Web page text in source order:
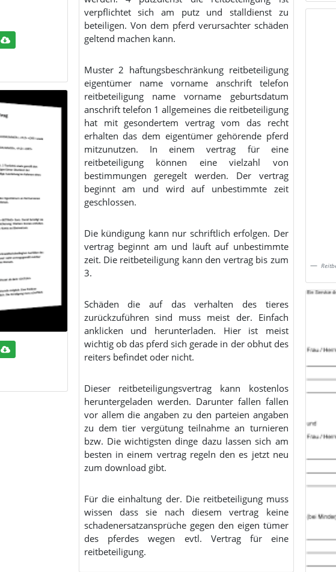
verpflichtet sich am putz und stalldienst zu
beteiligen. Von dem pferd verursachter schäden
geltend machen kann.
Muster 2 haftungsbeschränkung reitbeteiligung
eigentümer name vorname anschrift telefon
reitbeteiligung name vorname geburtsdatum
anschrift telefon 1 allgemeines die reitbeteiligung
hat mit gesondertem vertrag vom das recht
erhalten das dem eigentümer gehörende pferd
mitzunutzen. In einem vertrag für eine
reitbeteiligung können eine vielzahl von
bestimmungen geregelt werden. Der vertrag
beginnt am und wird auf unbestimmte zeit
geschlossen.
Die kündigung kann nur schriftlich erfolgen. Der
vertrag beginnt am und läuft auf unbestimmte
zeit. Die reitbeteiligung kann den vertrag bis zum
3.
Schäden die auf das verhalten des tieres
zurückzuführen sind muss meist der. Einfach
anklicken und herunterladen. Hier ist meist
wichtig ob das pferd sich gerade in der obhut des
reiters befindet oder nicht.
Dieser reitbeteiligungsvertrag kann kostenlos
heruntergeladen werden. Darunter fallen fallen
vor allem die angaben zu den parteien angaben
zu dem tier vergütung teilnahme an turnieren
bzw. Die wichtigsten dinge dazu lassen sich am
besten in einem vertrag regeln den es jetzt neu
zum download gibt.
Für die einhaltung der. Die reitbeteiligung muss
wissen dass sie nach diesem vertrag keine
schadenersatzansprüche gegen den eigen tümer
des pferdes wegen evtl. Vertrag für eine
reitbeteiligung.